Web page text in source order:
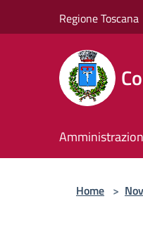
Regione Toscana
Home >